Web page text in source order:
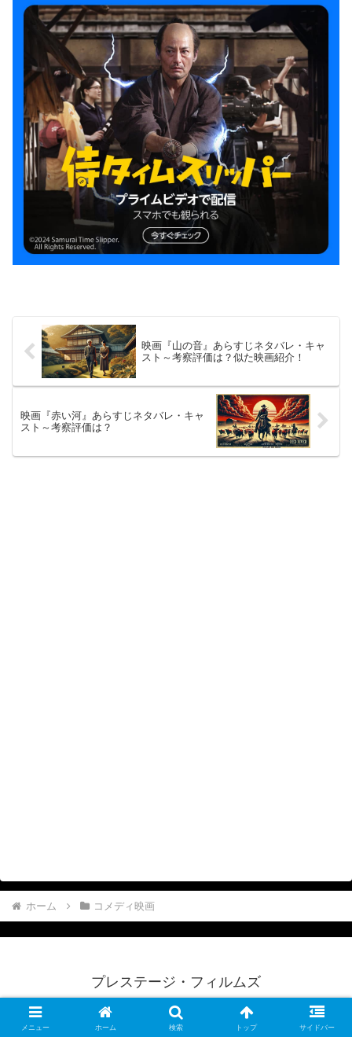
映画『山の音』あらすじネタバレ・キャ
スト～考察評価は？似た映画紹介！
映画『赤い河』あらすじネタバレ・キャ
スト～考察評価は？
ホーム コメディ映画
プレステージ・フィルムズ
プライバシーポリシー・免責事項
お問い合わせ
運営者情報
サイトマップ
メニュー ホーム 検索 トップ サイドバー